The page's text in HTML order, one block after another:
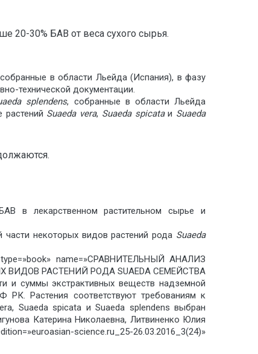
20-30% БАВ от веса сухого сырья.
в области Льейда (Испания), в фазу
технической документации.
splendens, собранные в области Льейда
Suaeda vera, Suaeda spicataи Suaeda
в лекарственном растительном сырье и
некоторых видов растений рода Suaeda
name=»СРАВНИТЕЛЬНЫЙ АНАЛИЗ
РАСТЕНИЙ РОДА SUAEDA СЕМЕЙСТВА
и суммы экстрактивных веществ надземной
РК. Растения соответствуют требованиям к
Suaeda spicata и Suaeda splendens выбран
Катерина Николаевна, Литвиненко Юлия
science.ru_25-26.03.2016_3(24)»